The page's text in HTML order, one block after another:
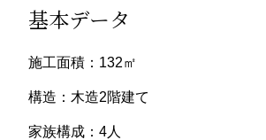
基本データ
施工面積：132㎡
構造：木造2階建て
家族構成：4人